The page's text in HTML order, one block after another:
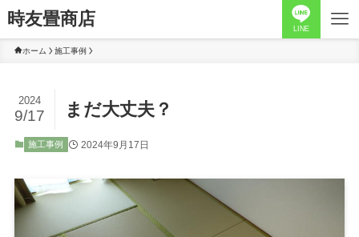
時友畳商店 LINE
ホーム 施工事例
まだ大丈夫？
2024
9/17
施工事例 2024年9月17日